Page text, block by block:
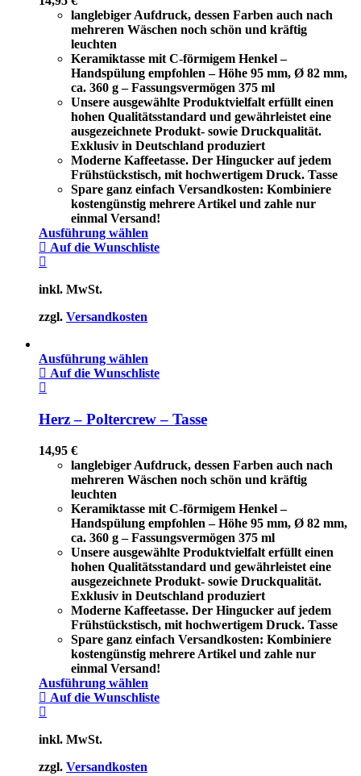
langlebiger Aufdruck, dessen Farben auch nach
mehreren Wäschen noch schön und kräftig
leuchten
Keramiktasse mit C-förmigem Henkel –
Handspülung empfohlen – Höhe 95 mm, Ø 82 mm,
ca. 360 g – Fassungsvermögen 375 ml
Unsere ausgewählte Produktvielfalt erfüllt einen
hohen Qualitätsstandard und gewährleistet eine
ausgezeichnete Produkt- sowie Druckqualität.
Exklusiv in Deutschland produziert
Moderne Kaffeetasse. Der Hingucker auf jedem
Frühstückstisch, mit hochwertigem Druck. Tasse
Spare ganz einfach Versandkosten: Kombiniere
kostengünstig mehrere Artikel und zahle nur
einmal Versand!
Ausführung wählen
Auf die Wunschliste
inkl. MwSt.
zzgl. Versandkosten
Ausführung wählen
Auf die Wunschliste
Herz – Poltercrew – Tasse
14,95 €
langlebiger Aufdruck, dessen Farben auch nach
mehreren Wäschen noch schön und kräftig
leuchten
Keramiktasse mit C-förmigem Henkel –
Handspülung empfohlen – Höhe 95 mm, Ø 82 mm,
ca. 360 g – Fassungsvermögen 375 ml
Unsere ausgewählte Produktvielfalt erfüllt einen
hohen Qualitätsstandard und gewährleistet eine
ausgezeichnete Produkt- sowie Druckqualität.
Exklusiv in Deutschland produziert
Moderne Kaffeetasse. Der Hingucker auf jedem
Frühstückstisch, mit hochwertigem Druck. Tasse
Spare ganz einfach Versandkosten: Kombiniere
kostengünstig mehrere Artikel und zahle nur
einmal Versand!
Ausführung wählen
Auf die Wunschliste
inkl. MwSt.
zzgl. Versandkosten